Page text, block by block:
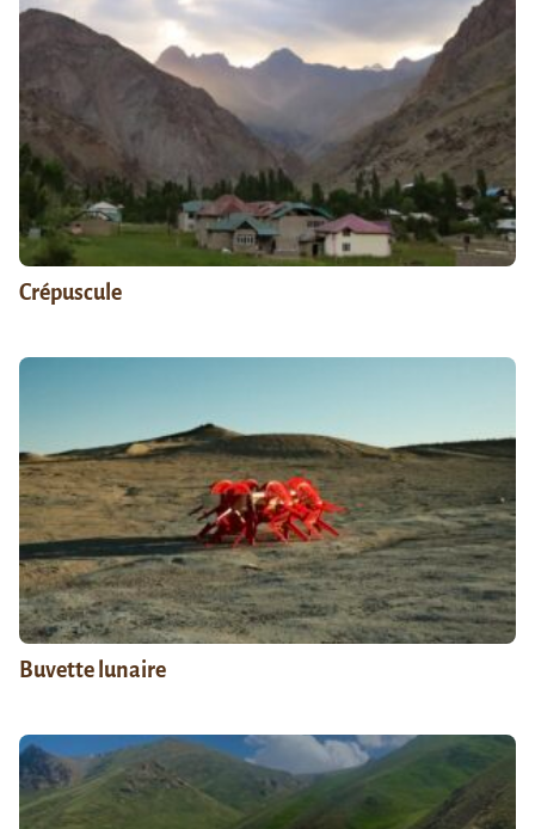
Crépuscule
Buvette lunaire